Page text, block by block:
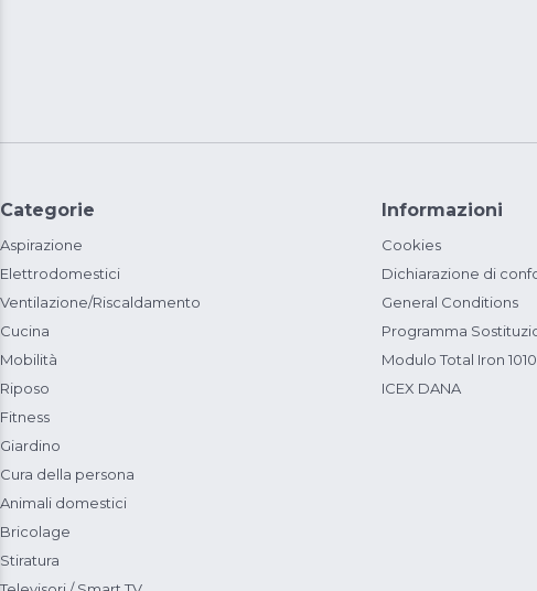
Categorie
Aspirazione
Elettrodomestici
Ventilazione/Riscaldamento
Cucina
Mobilità
Riposo
Fitness
Giardino
Cura della persona
Animali domestici
Bricolage
Stiratura
Informazioni
Cookies
Dichiarazione di
General Conditions
Programma
Modulo Total Iron
ICEX DANA